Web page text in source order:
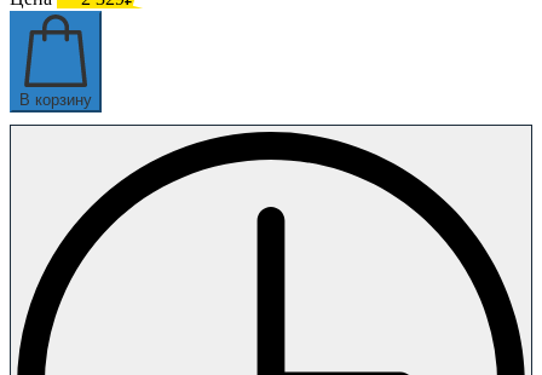
В корзину